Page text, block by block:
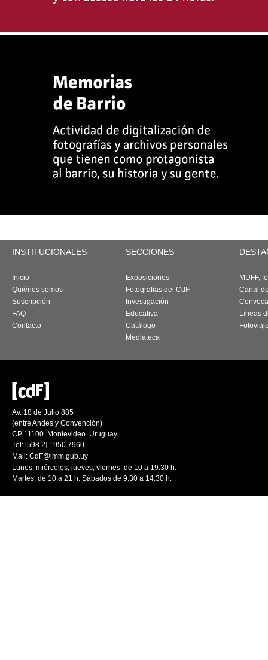
INSTITUCIONALES SECCIONES
Inicio
Quiénes somos
Suscripción
FAQ
Contacto
Exposiciones
Fotografías del CdF
Investigación
Educativa
Catálogo
Mediateca
MUFF,
Canal
Líneas
Av. 18 de Julio 885
(entre Andes y Convención)
CP 11100. Montevideo. Uruguay
Tel: [598 2] 1950 7960
Mail: CdF@imm.gub.uy
Lunes, miércoles, jueves, viernes: de 10 a 19.30 h.
Martes: de 10 a 21 h. Sábados de 9.30 a 14.30 h.